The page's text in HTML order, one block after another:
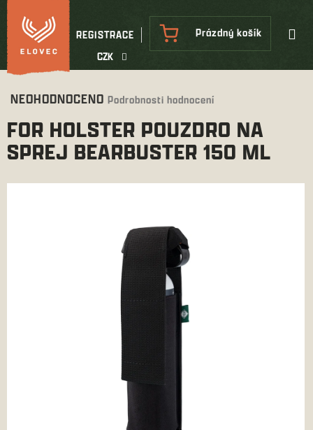
Přejít
na
obsah
CZK
REGISTRACE
NÁKUPNÍ
KOŠÍK
Prázdný košík
Průměrné
produktu
je
0,0
NEOHODNOCENO Podrobnosti hodnocení
FOR HOLSTER POUZDRO NA
SPREJ BEARBUSTER 150 ML